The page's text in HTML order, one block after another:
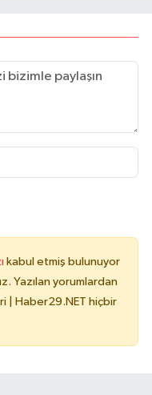
kabul etmiş bulunuyor
Yazılan yorumlardan
| Haber29.NET hiçbir